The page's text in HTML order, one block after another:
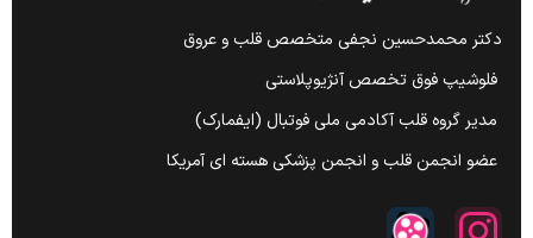
دکتر محمدحسین نجفی متخصص قلب و عروق
فلوشیپ فوق تخصص آنژیوپلاستی
مدیر گروه قلب آکادمی ملی فوتبال (ایفمارک)
عضو انجمن قلب و انجمن پزشکی هسته ای آمریکا